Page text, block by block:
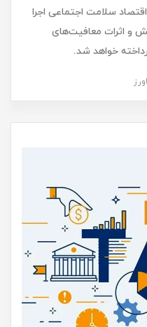
سلامت اجتماعی اجرا
و اثرات معافیت‌های
خواهد شد.